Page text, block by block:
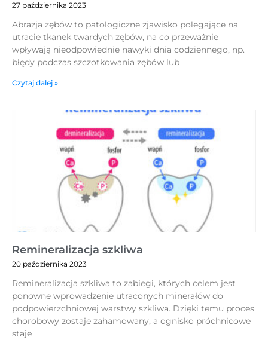
27 października 2023
Abrazja zębów to patologiczne zjawisko polegające na
utracie tkanek twardych zębów, na co przeważnie
wpływają nieodpowiednie nawyki dnia codziennego, np.
błędy podczas szczotkowania zębów lub
Czytaj dalej »
Remineralizacja szkliwa
20 października 2023
Remineralizacja szkliwa to zabiegi, których celem jest
ponowne wprowadzenie utraconych minerałów do
podpowierzchniowej warstwy szkliwa. Dzięki temu proces
chorobowy zostaje zahamowany, a ognisko próchnicowe
staje